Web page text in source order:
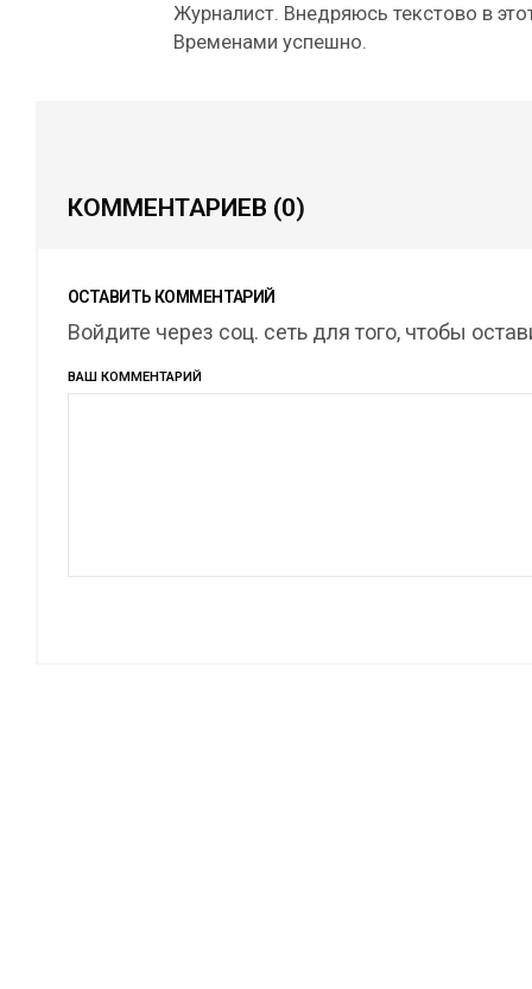
Журналист. Внедряюсь текстово в
Временами успешно.
КОММЕНТАРИЕВ (0)
ОСТАВИТЬ КОММЕНТАРИЙ
Войдите через соц. сеть для того, чтобы
ВАШ КОММЕНТАРИЙ